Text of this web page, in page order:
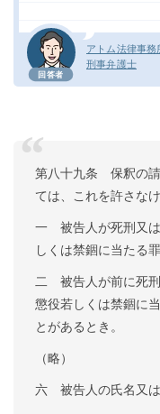
回答者
アトム法律事務
刑事弁護士
第八十九条 保釈の請
ては、これを許さな
一 被告人が死刑又は
しくは禁錮に当たる
二 被告人が前に死刑
懲役若しくは禁錮に
とがあるとき。
（略）
六 被告人の氏名又は